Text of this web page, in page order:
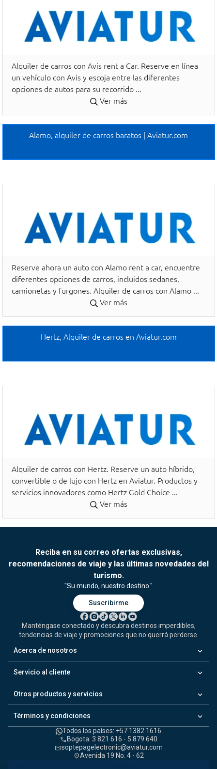
Alquiler de carros con Avis rent a Car. Reserve en línea
un vehículo con Avis y escoja entre las diferentes
opciones de autos para su recorrido ...
Ver más
Alamo, alquiler de carros baratos | Aviatur.com
Reserve ahora un auto con Alamo rent a car, encuentre
diferentes opciones de carros, incluidos sedanes,
camionetas y furgones. Alquiler de carros con Alamo ...
Ver más
Hertz, Alquiler de carros en Aviatur.com
Alquiler de carros con Hertz. Reserve un auto híbrido,
convertible o de lujo con Hertz en Aviatur. Productos y
servicios innovadores como Hertz Gold Choice ...
Ver más
Reciba en su correo ofertas exclusivas,
recomendaciones de viaje y las últimas novedades del
turismo.
"Su mundo, nuestro destino."
Suscribirme
Manténgase conectado y descubra destinos imperdibles,
tendencias de viaje y promociones que no querrá perderse.
Acerca de nosotros
keyboard_arrow_down
Servicio al cliente keyboard_arrow_down
Otros productos y servicios keyboard_arrow_down
Términos y condiciones keyboard_arrow_down
Todos los países: +57 1382 1616
call Bogota: 3 821 616 - 5 879 640
mailsoptepagelectronic@aviatur.com
location_onAvenida 19 No. 4 - 62